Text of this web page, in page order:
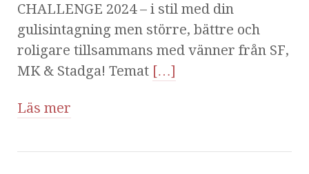
CHALLENGE 2024 – i stil med din
gulisintagning men större, bättre och
roligare tillsammans med vänner från SF,
MK & Stadga! Temat […]
Läs mer